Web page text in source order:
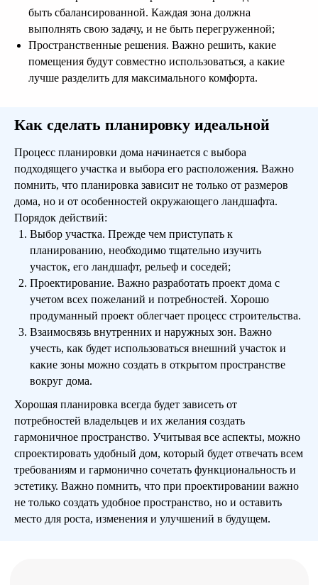
быть сбалансированной. Каждая зона должна
выполнять свою задачу, и не быть перегруженной;
Пространственные решения. Важно решить, какие
помещения будут совместно использоваться, а какие
лучше разделить для максимального комфорта.
Как сделать планировку идеальной
Процесс планировки дома начинается с выбора
подходящего участка и выбора его расположения. Важно
помнить, что планировка зависит не только от размеров
дома, но и от особенностей окружающего ландшафта.
Порядок действий:
Выбор участка. Прежде чем приступать к
планированию, необходимо тщательно изучить
участок, его ландшафт, рельеф и соседей;
Проектирование. Важно разработать проект дома с
учетом всех пожеланий и потребностей. Хорошо
продуманный проект облегчает процесс строительства.
Взаимосвязь внутренних и наружных зон. Важно
учесть, как будет использоваться внешний участок и
какие зоны можно создать в открытом пространстве
вокруг дома.
Хорошая планировка всегда будет зависеть от
потребностей владельцев и их желания создать
гармоничное пространство. Учитывая все аспекты, можно
спроектировать удобный дом, который будет отвечать всем
требованиям и гармонично сочетать функциональность и
эстетику. Важно помнить, что при проектировании важно
не только создать удобное пространство, но и оставить
место для роста, изменения и улучшений в будущем.
Оставить заявку
Готовые проекты от
25 000 рублей
Мы предлагаем готовую проектную
документацию, архитектурный и
конструктивный
разделы. Вы экономите деньги и время.
Поможем
определить, какой
дом подходит Вам!
Оставьте заявку и в ближайшее время с
Вами свяжутся и подберут Вам проекты
подходящих домов